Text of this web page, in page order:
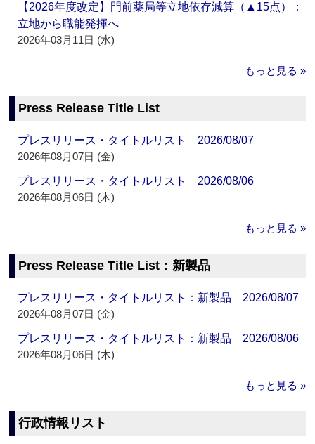
【2026年度改定】門前薬局等立地依存減算（▲15点）：
立地から職能発揮へ
2026年03月11日 (水)
もっと見る »
Press Release Title List
プレスリリース・タイトルリスト 2026/08/07
2026年08月07日 (金)
プレスリリース・タイトルリスト 2026/08/06
2026年08月06日 (木)
もっと見る »
Press Release Title List：新製品
プレスリリース・タイトルリスト：新製品 2026/08/07
2026年08月07日 (金)
プレスリリース・タイトルリスト：新製品 2026/08/06
2026年08月06日 (木)
もっと見る »
行政情報リスト